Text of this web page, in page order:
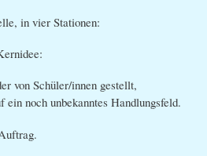
in vier Stationen:
von Schüler/innen gestellt,
ein noch unbekanntes Handlungsfeld.